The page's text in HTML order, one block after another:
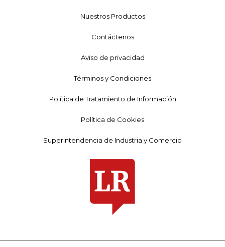
Nuestros Productos
Contáctenos
Aviso de privacidad
Términos y Condiciones
Política de Tratamiento de Información
Política de Cookies
Superintendencia de Industria y Comercio